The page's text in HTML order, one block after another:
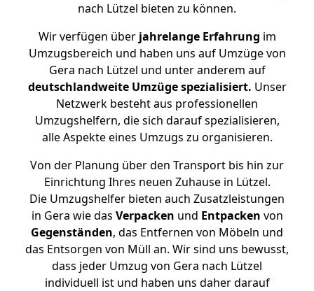
nach Lützel bieten zu können.
Wir verfügen überjahrelange Erfahrung im
Umzugsbereich und haben uns auf Umzüge von
Gera nach Lützel und unter anderem auf
deutschlandweite Umzüge spezialisiert. Unser
Netzwerk besteht aus professionellen
Umzugshelfern, die sich darauf spezialisieren,
alle Aspekte eines Umzugs zu organisieren.
Von der Planung über den Transport bis hin zur
Einrichtung Ihres neuen Zuhause in Lützel.
Die Umzugshelfer bieten auch Zusatzleistungen
in Gera wie das Verpacken und Entpacken von
Gegenständen, das Entfernen von Möbeln und
das Entsorgen von Müll an. Wir sind uns bewusst,
dass jeder Umzug von Gera nach Lützel
individuell ist und haben uns daher darauf